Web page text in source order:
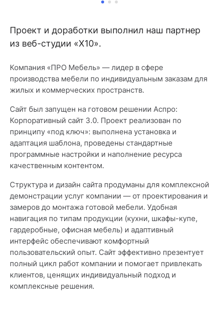
Проект и доработки выполнил наш партнер
из веб-студии «X10».
Компания «ПРО Мебель» — лидер в сфере
производства мебели по индивидуальным заказам для
жилых и коммерческих пространств.
Сайт был запущен на готовом решении Аспро:
Корпоративный сайт 3.0. Проект реализован по
принципу «под ключ»: выполнена установка и
адаптация шаблона, проведены стандартные
программные настройки и наполнение ресурса
качественным контентом.
Структура и дизайн сайта продуманы для комплексной
демонстрации услуг компании — от проектирования и
замеров до монтажа готовой мебели. Удобная
навигация по типам продукции (кухни, шкафы-купе,
гардеробные, офисная мебель) и адаптивный
интерфейс обеспечивают комфортный
пользовательский опыт. Сайт эффективно презентует
полный цикл работ компании и помогает привлекать
клиентов, ценящих индивидуальный подход и
комплексные решения.